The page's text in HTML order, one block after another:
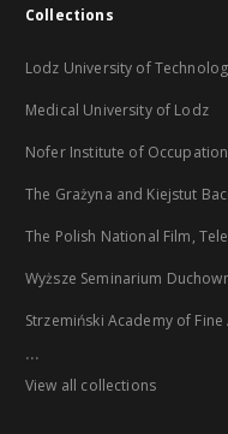
Collections
Lodz University of
Medical University of Lodz
Nofer Institute of
The Grażyna and Kiejstut
The Polish National Film,
Wyższe Seminarium
Strzemiński Academy of Fine
...
View all collections